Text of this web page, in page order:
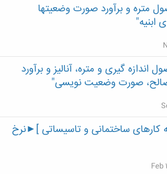
متره و برآورد صورت وضعیتها
ابنیه"
اندازه گیری و متره، آنالیز و برآورد
صورت وضعیت نویسی"
کارهای ساختمانی و تاسیساتی ]►نرخ
Feb